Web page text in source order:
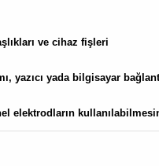
ve cihaz fişleri
yazıcı yada bilgisayar
elektrodların